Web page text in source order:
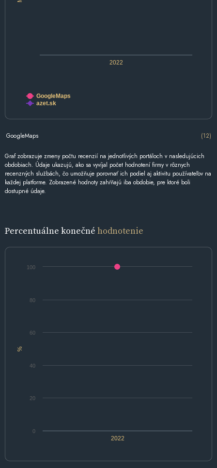
2022
GoogleMaps
azet.sk
GoogleMaps (12)
Graf zobrazuje zmeny počtu recenzií na jednotlivých portáloch v nasledujúcich
obdobiach. Údaje ukazujú, ako sa vyvíjal počet hodnotení firmy v rôznych
recenzných službách, čo umožňuje porovnať ich podiel aj aktivitu používateľov na
každej platforme. Zobrazené hodnoty zahŕňajú iba obdobie, pre ktoré boli
dostupné údaje.
Percentuálne konečné hodnotenie
%
2022
0
20
40
60
80
100